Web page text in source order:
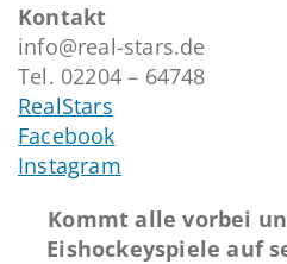
Kontakt
info@real-stars.de
Tel. 02204 – 64748
RealStars
Facebook
Instagram
Kommt alle vorbei
Eishockeyspiele auf